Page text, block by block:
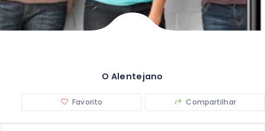
O Alentejano
Favorito Compartilhar